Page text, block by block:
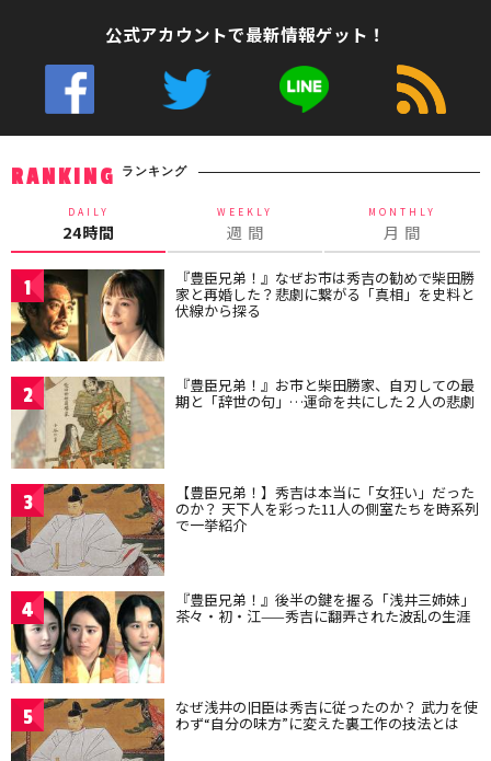
公式アカウントで最新情報ゲット！
RANKING ランキング
DAILY
24時間
WEEKLY
週 間
MONTHLY
月 間
1 『豊臣兄弟！』なぜお市は秀吉の勧めで柴田勝
家と再婚した？悲劇に繋がる「真相」を史料と
伏線から探る
2 『豊臣兄弟！』お市と柴田勝家、自刃しての最
期と「辞世の句」…運命を共にした２人の悲劇
3 【豊臣兄弟！】秀吉は本当に「女狂い」だった
のか？ 天下人を彩った11人の側室たちを時系列
で一挙紹介
4 『豊臣兄弟！』後半の鍵を握る「浅井三姉妹」
茶々・初・江——秀吉に翻弄された波乱の生涯
5 なぜ浅井の旧臣は秀吉に従ったのか？ 武力を使
わず“自分の味方”に変えた裏工作の技法とは